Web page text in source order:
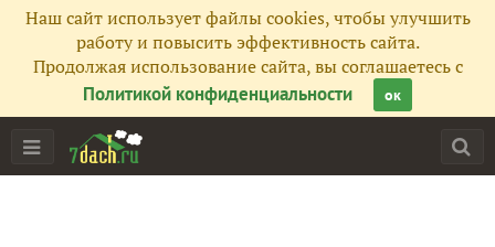
Наш сайт использует файлы cookies, чтобы улучшить
работу и повысить эффективность сайта.
Продолжая использование сайта, вы соглашаетесь с
Политикой конфиденциальности
ок